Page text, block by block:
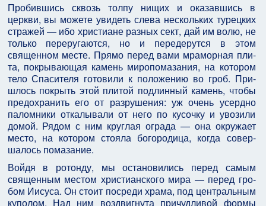
Пробившись сквозь толпу нищих и оказавшись в
церкви, вы можете увидеть слева нескольких турец­ких
стражей — ибо христиане разных сект, дай им во­лю, не
только переругаются, но и передерутся в этом
священном месте. Прямо перед вами мраморная пли­
та, покрывающая камень миропомазания, на котором
тело Спасителя готовили к положению во гроб. При­
шлось покрыть этой плитой подлинный камень, чтобы
предохранить его от разрушения: уж очень усердно
паломники откалывали от него по кусочку и увозили
домой. Рядом с ним круглая ограда — она окружает
место, на котором стояла богородица, когда совер­
шалось помазание.
Войдя в ротонду, мы остановились перед самым
священным местом христианского мира — перед гро­
бом Иисуса. Он стоит посреди храма, под централь­ным
куполом. Над ним воздвигнута причудливой формы